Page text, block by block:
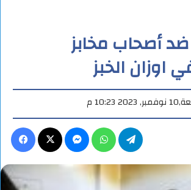
ضد أصحاب مخابز
اوزان الخبز
10:23 م
ماسنجر واتساب تيلقرام